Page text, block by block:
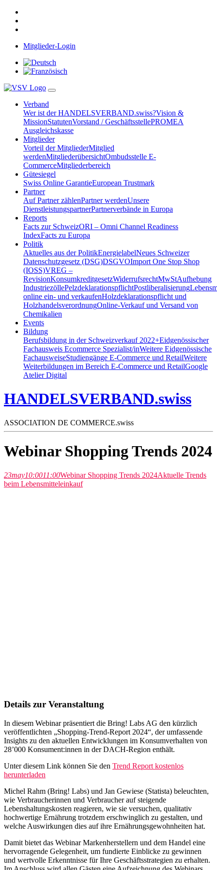
Mitglieder-Login
Verband
Wer ist der HANDELSVERBAND.swiss?Vision &
MissionStatutenVorstand / GeschäftsstellePROMEA
Ausgleichskasse
Mitglieder
Vorteil der MitgliederMitglied
werdenMitgliederübersichtOmbudsstelle E-
CommerceMitgliederbereich
Gütesiegel
Swiss Online GarantieEuropean Trustmark
Partner
Auf Partner zählenPartner werdenUnsere
DienstleistungspartnerPartnerverbände in Europa
Reports
Facts zur SchweizORI – Omni Channel Readiness
IndexFacts zu Europa
Politik
Aktuelles aus der PolitikEnergielabelNeues Schweizer
Datenschutzgesetz (DSG)DSGVOImport One Stop Shop
(IOSS)VREG –
RevisionKonsumkreditgesetzWiderrufsrechtMwStAufhebung
IndustriezöllePelzdeklarationspflichtPostliberalisierung
online ein- und verkaufenHolzdeklarationspflicht und
HolzhandelsverordnungOnline-Verkauf und Versand von
Chemikalien
Events
Bildung
Berufsbildung in der Schweizverkauf 2022+Eidgenössischer
Fachausweis Ecommerce Spezialist/inWeitere Eidgenössische
FachausweiseStudiengänge E-Commerce und RetailWeitere
Weiterbildungen im Bereich E-Commerce und RetailGoogle
Atelier Digital
HANDELSVERBAND.swiss
ASSOCIATION DE COMMERCE.swiss
Webinar Shopping Trends 2024
23may10:0011:00Webinar Shopping Trends 2024Aktuelle Trends
beim Lebensmitteleinkauf
Details zur Veranstaltung
In diesem Webinar präsentiert die Bring! Labs AG den kürzlich
veröffentlichten „Shopping-Trend-Report 2024“, der umfassende
Insights zu den aktuellen Entwicklungen im Konsumverhalten von
28’000 Konsument:innen in der DACH-Region enthält.
Unter diesem Link können Sie den Trend Report kostenlos
herunterladen
Michel Rahm (Bring! Labs) und Jan Gewiese (Statista) beleuchten,
wie Verbraucherinnen und Verbraucher auf steigende
Lebenshaltungskosten reagieren, wie sie versuchen, qualitativ
hochwertige Ernährung trotzdem erschwinglich zu gestalten, und
welche Auswirkungen dies auf ihre Ernährungsgewohnheiten hat.
Damit bietet das Webinar Markenherstellern und dem Handel eine
hervorragende Gelegenheit, um fundierte Einblicke zu gewinnen
und wertvolle Erkenntnisse für Ihre Geschäftsstrategien zu erhalten.